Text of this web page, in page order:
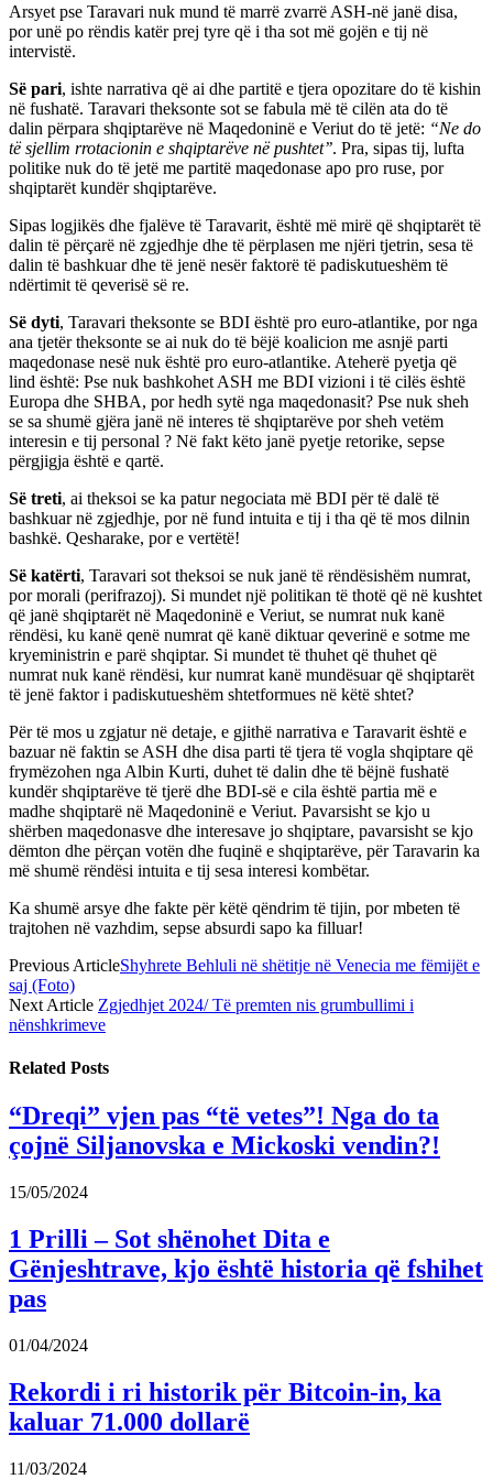
Arsyet pse Taravari nuk mund të marrë zvarrë ASH-në janë disa,
por unë po rëndis katër prej tyre që i tha sot më gojën e tij në
intervistë.
Së pari, ishte narrativa që ai dhe partitë e tjera opozitare do të kishin
në fushatë. Taravari theksonte sot se fabula më të cilën ata do të
dalin përpara shqiptarëve në Maqedoninë e Veriut do të jetë: “Ne do
të sjellim rrotacionin e shqiptarëve në pushtet’’. Pra, sipas tij, lufta
politike nuk do të jetë me partitë maqedonase apo pro ruse, por
shqiptarët kundër shqiptarëve.
Sipas logjikës dhe fjalëve të Taravarit, është më mirë që shqiptarët të
dalin të përçarë në zgjedhje dhe të përplasen me njëri tjetrin, sesa të
dalin të bashkuar dhe të jenë nesër faktorë të padiskutueshëm të
ndërtimit të qeverisë së re.
Së dyti, Taravari theksonte se BDI është pro euro-atlantike, por nga
ana tjetër theksonte se ai nuk do të bëjë koalicion me asnjë parti
maqedonase nesë nuk është pro euro-atlantike. Ateherë pyetja që
lind është: Pse nuk bashkohet ASH me BDI vizioni i të cilës është
Europa dhe SHBA, por hedh sytë nga maqedonasit? Pse nuk sheh
se sa shumë gjëra janë në interes të shqiptarëve por sheh vetëm
interesin e tij personal ? Në fakt këto janë pyetje retorike, sepse
përgjigja është e qartë.
Së treti, ai theksoi se ka patur negociata më BDI për të dalë të
bashkuar në zgjedhje, por në fund intuita e tij i tha që të mos dilnin
bashkë. Qesharake, por e vertëtë!
Së katërti, Taravari sot theksoi se nuk janë të rëndësishëm numrat,
por morali (perifrazoj). Si mundet një politikan të thotë që në kushtet
që janë shqiptarët në Maqedoninë e Veriut, se numrat nuk kanë
rëndësi, ku kanë qenë numrat që kanë diktuar qeverinë e sotme me
kryeministrin e parë shqiptar. Si mundet të thuhet që thuhet që
numrat nuk kanë rëndësi, kur numrat kanë mundësuar që shqiptarët
të jenë faktor i padiskutueshëm shtetformues në këtë shtet?
Për të mos u zgjatur në detaje, e gjithë narrativa e Taravarit është e
bazuar në faktin se ASH dhe disa parti të tjera të vogla shqiptare që
frymëzohen nga Albin Kurti, duhet të dalin dhe të bëjnë fushatë
kundër shqiptarëve të tjerë dhe BDI-së e cila është partia më e
madhe shqiptarë në Maqedoninë e Veriut. Pavarsisht se kjo u
shërben maqedonasve dhe interesave jo shqiptare, pavarsisht se kjo
dëmton dhe përçan votën dhe fuqinë e shqiptarëve, për Taravarin ka
më shumë rëndësi intuita e tij sesa interesi kombëtar.
Ka shumë arsye dhe fakte për këtë qëndrim të tijin, por mbeten të
trajtohen në vazhdim, sepse absurdi sapo ka filluar!
Previous ArticleShyhrete Behluli në shëtitje në Venecia me fëmijët e
saj (Foto)
Next Article Zgjedhjet 2024/ Të premten nis grumbullimi i
nënshkrimeve
Related Posts
“Dreqi” vjen pas “të vetes”! Nga do ta
çojnë Siljanovska e Mickoski vendin?!
15/05/2024
1 Prilli – Sot shënohet Dita e
Gënjeshtrave, kjo është historia që fshihet
pas
01/04/2024
Rekordi i ri historik për Bitcoin-in, ka
kaluar 71.000 dollarë
11/03/2024